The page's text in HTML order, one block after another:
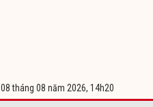
tháng 08 năm 2026, 14h20